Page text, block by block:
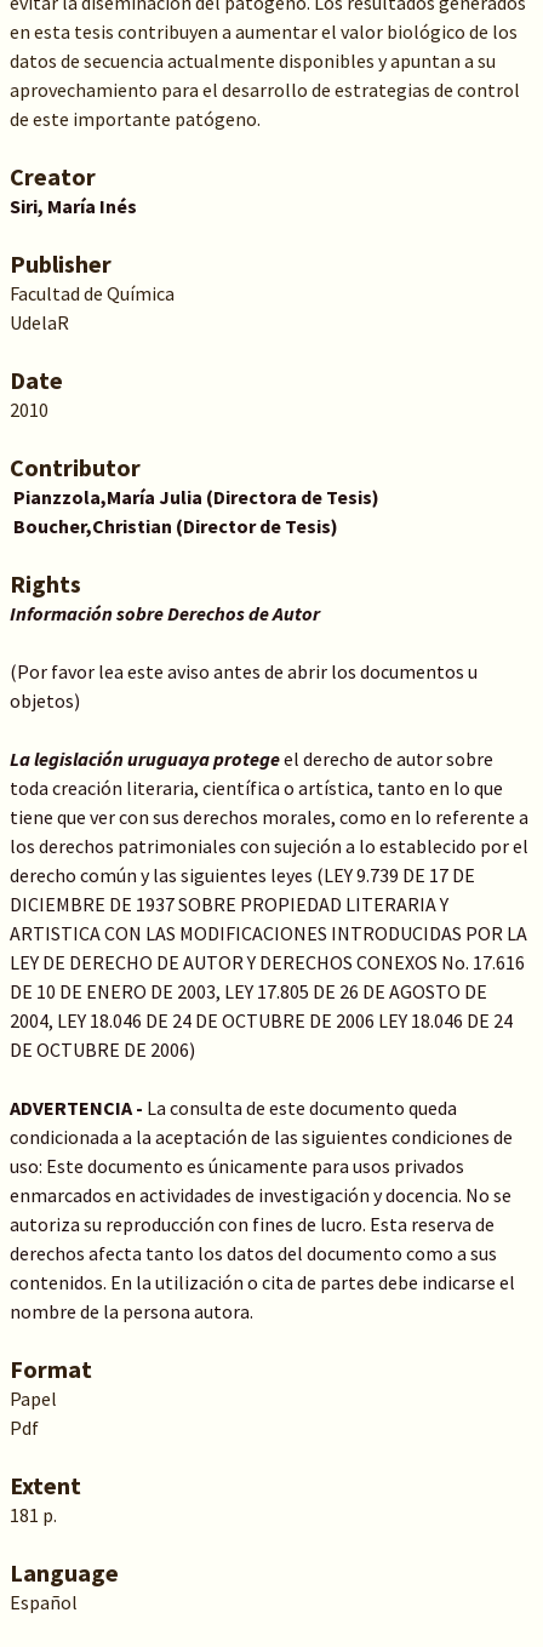
en esta tesis contribuyen a aumentar el valor biológico de los
datos de secuencia actualmente disponibles y apuntan a su
aprovechamiento para el desarrollo de estrategias de control
de este importante patógeno.
Creator
Siri, María Inés
Publisher
Facultad de Química
UdelaR
Date
2010
Contributor
Pianzzola,María Julia (Directora de Tesis)
Boucher,Christian (Director de Tesis)
Rights
Información sobre Derechos de Autor
(Por favor lea este aviso antes de abrir los documentos u
objetos)
La legislación uruguaya protegeel derecho de autor sobre
toda creación literaria, científica o artística, tanto en lo que
tiene que ver con sus derechos morales, como en lo referente a
los derechos patrimoniales con sujeción a lo establecido por el
derecho común y las siguientes leyes (LEY 9.739 DE 17 DE
DICIEMBRE DE 1937 SOBRE PROPIEDAD LITERARIA Y
ARTISTICA CON LAS MODIFICACIONES INTRODUCIDAS POR LA
LEY DE DERECHO DE AUTOR Y DERECHOS CONEXOS No. 17.616
DE 10 DE ENERO DE 2003, LEY 17.805 DE 26 DE AGOSTO DE
2004, LEY 18.046 DE 24 DE OCTUBRE DE 2006 LEY 18.046 DE 24
DE OCTUBRE DE 2006)
ADVERTENCIA - La consulta de este documento queda
condicionada a la aceptación de las siguientes condiciones de
uso: Este documento es únicamente para usos privados
enmarcados en actividades de investigación y docencia. No se
autoriza su reproducción con fines de lucro. Esta reserva de
derechos afecta tanto los datos del documento como a sus
contenidos. En la utilización o cita de partes debe indicarse el
nombre de la persona autora.
Format
Papel
Pdf
Extent
181 p.
Language
Español